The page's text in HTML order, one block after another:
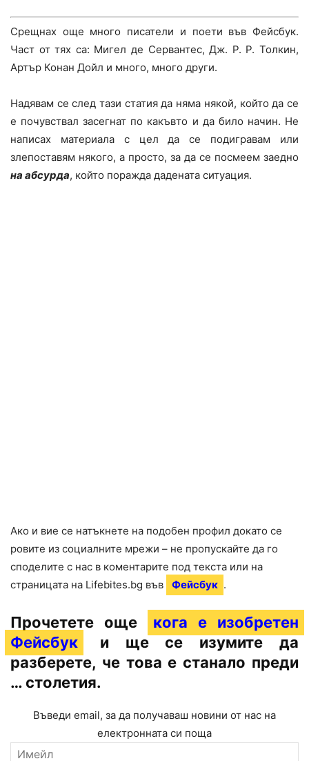
Срещнах още много писатели и поети във Фейсбук.
Част от тях са: Мигел де Сервантес, Дж. Р. Р. Толкин,
Артър Конан Дойл и много, много други.
Надявам се след тази статия да няма някой, който да се
е почувствал засегнат по какъвто и да било начин. Не
написах материала с цел да се подигравам или
злепоставям някого, а просто, за да се посмеем заедно
на абсурда, който поражда дадената ситуация.
Ако и вие се натъкнете на подобен профил докато се
ровите из социалните мрежи – не пропускайте да го
споделите с нас в коментарите под текста или на
страницата на Lifebites.bg във
Фейсбук .
Прочетете още
кога е изобретен
Фейсбук
и ще се изумите да
разберете, че това е станало преди
… столетия.
Въведи email, за да получаваш новини от нас на
електронната си поща